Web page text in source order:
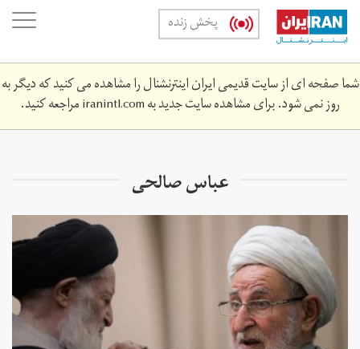
Skip
main
content
پخش زنده
شما صفحه ای از سایت قدیمی ایران اینترنشنال را مشاهده می کنید که دیگر به
روز نمی شود. برای مشاهده سایت جدید بهiranintl.comمراجعه کنید.
عباس صالحی